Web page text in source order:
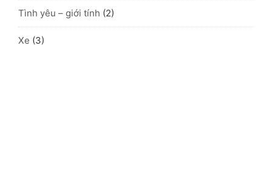
Tình yêu – giới tính (2)
Xe (3)